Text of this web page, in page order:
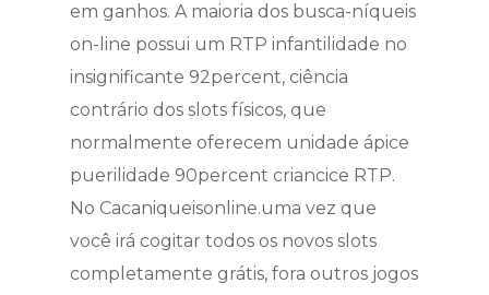
em ganhos. A maioria dos busca-níqueis
on-line possui um RTP infantilidade no
insignificante 92percent, ciência
contrário dos slots físicos, que
normalmente oferecem unidade ápice
puerilidade 90percent criancice RTP.
No Cacaniqueisonline.uma vez que
você irá cogitar todos os novos slots
completamente grátis, fora outros jogos